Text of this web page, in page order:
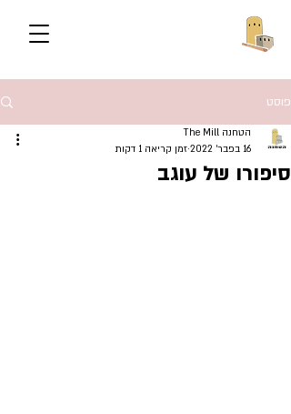
פוסט
סיפורו של עוגב
הטחנה The Mill
16 בפבר׳ 2022
זמן קריאה 1 דקות